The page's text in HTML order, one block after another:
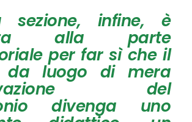
sezione, infine, è
alla parte
per far sì che il
da luogo di mera
del
divenga uno